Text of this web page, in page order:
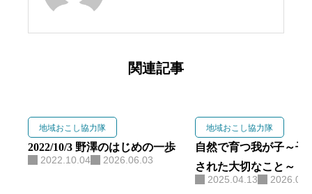
関連記事
地域おこし協力隊
2022/10/3 野澤のはじめの一歩
2022.10.04 2026.06.03
地域おこし協力隊
自然で育つ我が子～子
された大切なこと～
2025.04.13